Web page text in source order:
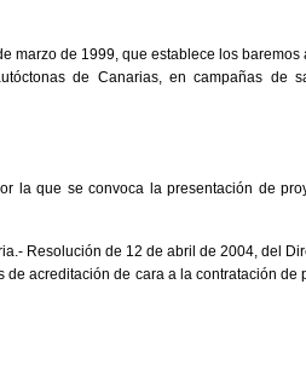
marzo de 1999, que establece los baremos
de Canarias, en campañas de
la que se convoca la presentación de
Resolución de 12 de abril de 2004, del
acreditación de cara a la contratación de